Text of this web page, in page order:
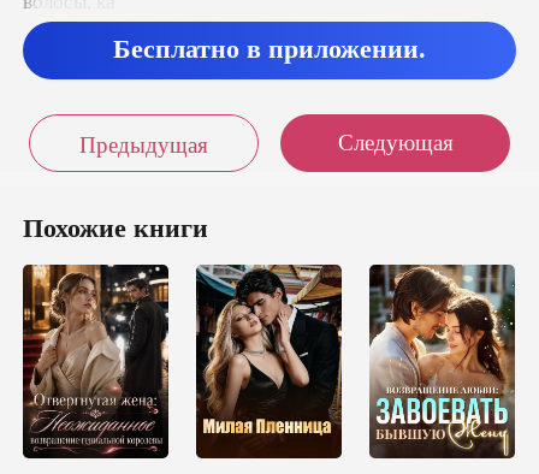
Скачать приложение
Бесплатно в приложении.
Предыдущая Следующая
Похожие книги